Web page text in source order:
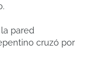
pared
cruzó por